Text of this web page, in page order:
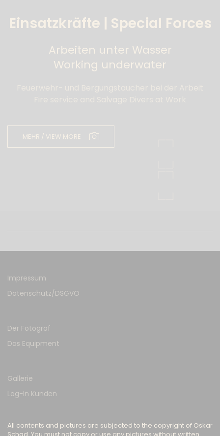
Einsatzkräfte | Special Forces
Arbeiten unter Wasser
Working underwater
MEHR / VIEW MORE
Impressum
Datenschutz/DSGVO
Der Fotograf
Das Equipment
Gallerie
Log-In Kunden
All contents and pictures are subjected to the copyright of Oskar